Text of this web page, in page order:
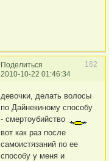
Поделиться
182
2010-10-22 01:46:34
девочки, делать волосы
по Дайнекиному способу
- смертоубийство
вот как раз после
самоистязаний по ее
способу у меня и